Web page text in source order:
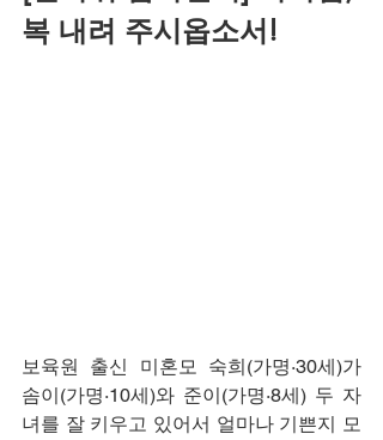
복 내려 주시옵소서!
보육원 출신 미혼모 숙희(가명·30세)가
솜이(가명·10세)와 준이(가명·8세) 두 자
녀를 잘 키우고 있어서 얼마나 기쁜지 모